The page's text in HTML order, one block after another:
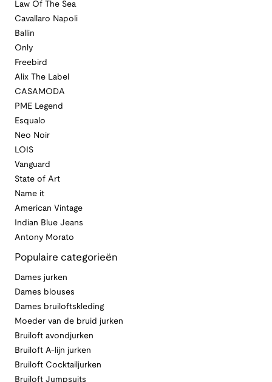
Law Of The Sea
Cavallaro Napoli
Ballin
Only
Freebird
Alix The Label
CASAMODA
PME Legend
Esqualo
Neo Noir
LOIS
Vanguard
State of Art
Name it
American Vintage
Indian Blue Jeans
Antony Morato
Populaire categorieën
Dames jurken
Dames blouses
Dames bruiloftskleding
Moeder van de bruid jurken
Bruiloft avondjurken
Bruiloft A-lijn jurken
Bruiloft Cocktailjurken
Bruiloft Jumpsuits